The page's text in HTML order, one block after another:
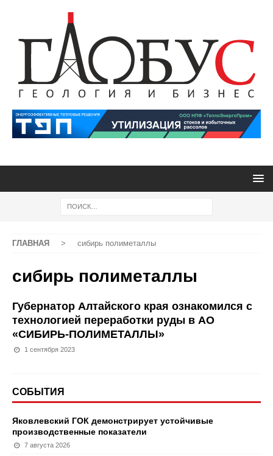
ГЛАВНАЯ > сибирь полиметаллы
сибирь полиметаллы
Губернатор Алтайского края ознакомился с
технологией переработки руды в АО
«СИБИРЬ-ПОЛИМЕТАЛЛЫ»
1 сентября 2023
СОБЫТИЯ
Яковлевский ГОК демонстрирует устойчивые
производственные показатели
7 августа 2026